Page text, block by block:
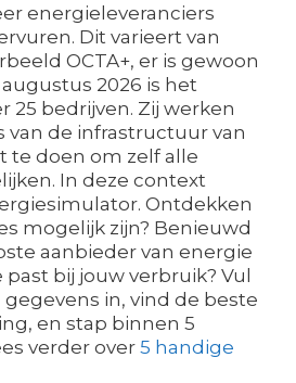
energieleveranciers
Dit varieert van
OCTA+, er is gewoon
2026 is het
25 bedrijven. Zij werken
van de infrastructuur van
te doen om zelf alle
In deze context
Ontdekken
mogelijk zijn? Benieuwd
aanbieder van energie
past bij jouw verbruik? Vul
in, vind de beste
en stap binnen 5
verder over 5 handige